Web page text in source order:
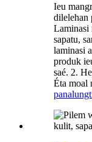
Ieu
dilelehan
Laminasi
sapatu,
laminasi
produk
saé. 2.
Éta moal